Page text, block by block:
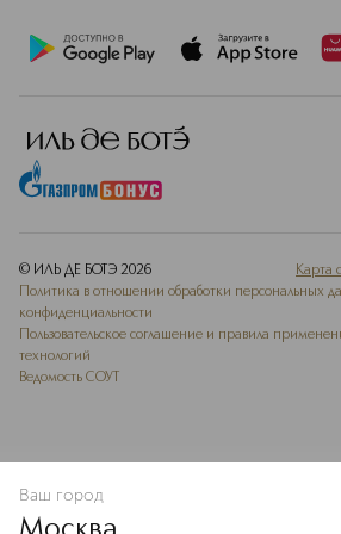
В КОРЗИНУ
© ИЛЬ ДЕ БОТЭ 2026
Карта
Политика в отношении обработки персональных
конфиденциальности
Пользовательское соглашение и правила
технологий
Ведомость СОУТ
Ваш город